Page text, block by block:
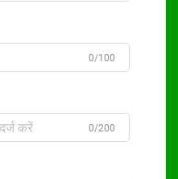
0/100
0/200